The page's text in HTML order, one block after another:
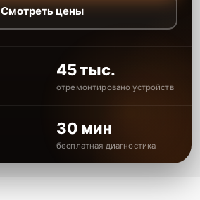
Смотреть цены
45 тыс.
отремонтировано устройств
30 мин
бесплатная диагностика